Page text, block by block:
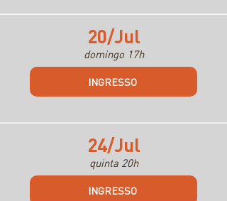
20/Jul
domingo 17h
INGRESSO
24/Jul
quinta 20h
INGRESSO